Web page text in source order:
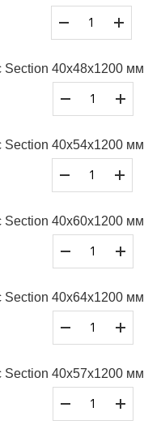
Section 40x48x1200 мм
Section 40x54x1200 мм
Section 40x60x1200 мм
Section 40x64x1200 мм
Section 40x57x1200 мм